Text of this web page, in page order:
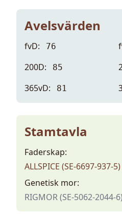
Avelsvärden
fvD: 76
200D: 85
365vD: 81
Stamtavla
Faderskap:
ALLSPICE (SE-6697-937-5)
Genetisk mor:
RIGMOR (SE-5062-2044-6)